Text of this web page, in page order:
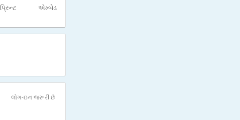
પ્રિન્ટ એમ્બેડ
લોગ-ઇન જરૂરી છે